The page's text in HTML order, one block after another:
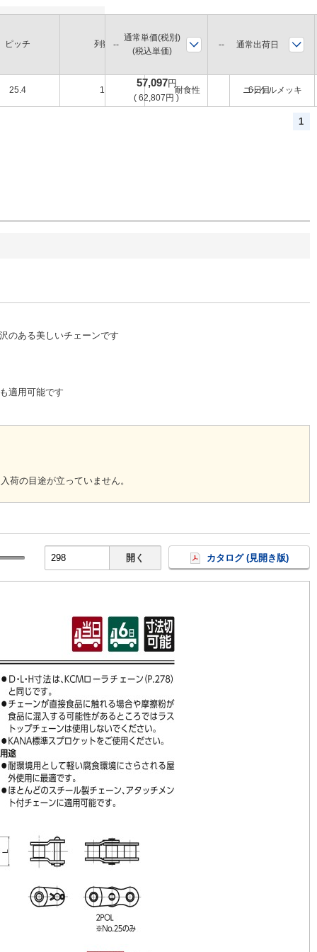
ピッチ 列数 環境 表面処理
25.4 1 耐食性 ニッケルメッキ
通常単価(税別)
(税込単価)
通常出荷日
57,097円
( 62,807 円 )
6日目
1
のある美しいチェーンです
適用可能です
荷の目途が立っていません。
開く カタログ (見開き版)